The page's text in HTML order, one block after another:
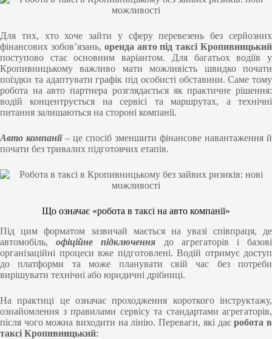
Для тих, хто хоче зайти у сферу перевезень без серйозних
фінансових зобовʼязань, оренда авто під таксі Кропивницький
поступово стає основним варіантом. Для багатьох водіїв у
Кропивницькому важливо мати можливість швидко почати
поїздки та адаптувати графік під особисті обставини. Саме тому
робота на авто партнера розглядається як практичне рішення:
водій концентрується на сервісі та маршрутах, а технічні
питання залишаються на стороні компанії.
Авто компанії– це спосіб зменшити фінансове навантаження й
почати без тривалих підготовчих етапів.
Що означає «робота в таксі на авто компанії»
Під цим форматом зазвичай мається на увазі співпраця, де
автомобіль,офіційне підключення до агрегаторів і базові
організаційні процеси вже підготовлені. Водій отримує доступ
до платформи та може планувати свій час без потреби
вирішувати технічні або юридичні дрібниці.
На практиці це означає проходження короткого інструктажу,
ознайомлення з правилами сервісу та стандартами агрегаторів,
після чого можна виходити на лінію. Переваги, які даєробота в
таксі Кропивницький: